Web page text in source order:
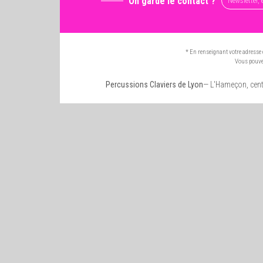
* En renseignant votre
Vous
Percussions Claviers de Lyon— L'Hameçon,